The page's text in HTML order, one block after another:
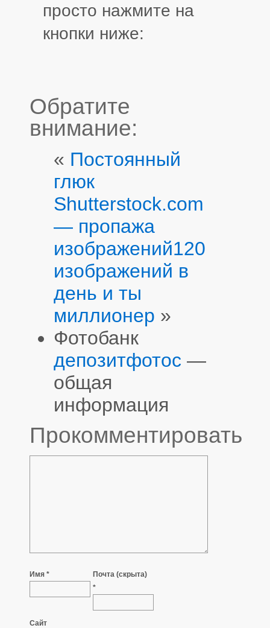
просто нажмите на
кнопки ниже:
Обратите
внимание:
« Постоянный
глюк
Shutterstock.com
— пропажа
изображений120
изображений в
день и ты
миллионер »
Фотобанк
депозитфотос —
общая
информация
Прокомментировать
Имя *
Почта (скрыта)
*
Сайт